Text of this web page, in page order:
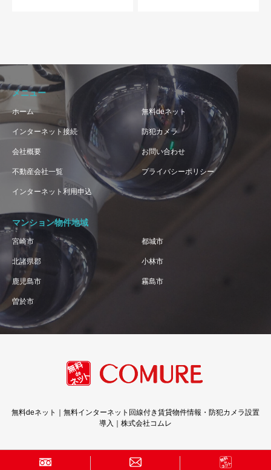
メニュー
ホーム 無料deネット
インターネット接続 防犯カメラ
会社概要 お問い合わせ
不動産会社一覧 プライバシーポリシー
インターネット利用申込
マンション物件地域
宮崎市 都城市
北諸県郡 小林市
鹿児島市 霧島市
曽於市
無料deネット｜無料インターネット回線付き賃貸物件情報・防犯カメラ設置
導入｜株式会社コムレ